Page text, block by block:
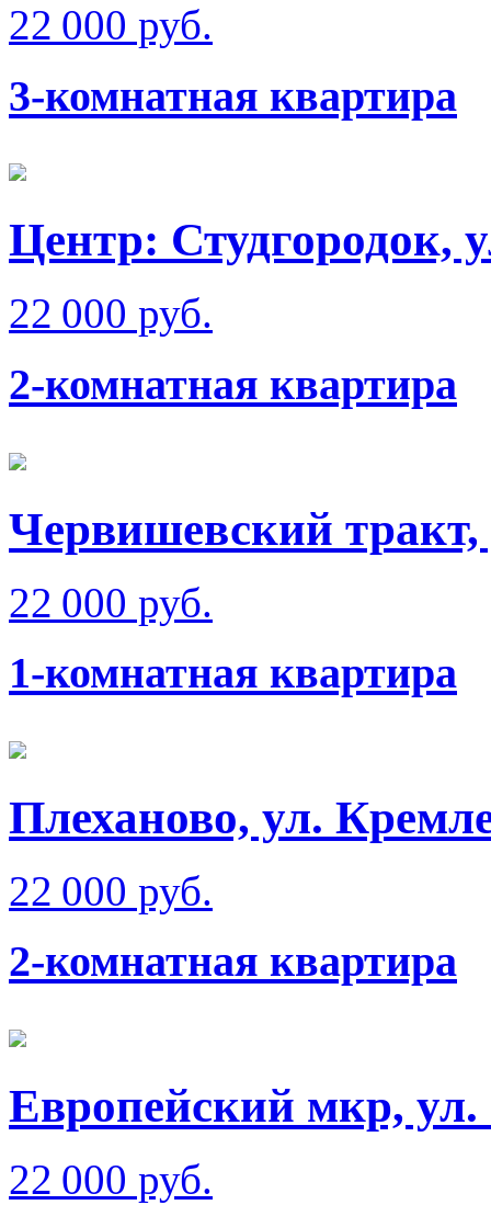
22 000 руб.
3-комнатная квартира
Центр: Студгородок,
22 000 руб.
2-комнатная квартира
Червишевский
22 000 руб.
1-комнатная квартира
Плеханово, ул.
22 000 руб.
2-комнатная квартира
Европейский мкр, ул.
22 000 руб.